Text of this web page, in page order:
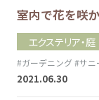
室内で花を咲
エクステリア・庭
#ガーデニング #サニ
2021.06.30